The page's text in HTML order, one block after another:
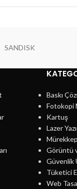
SANDISK
Baskı
Fotokopi
Kartuş
Lazer
Mürekkep
Görüntü
Güvenlik
Tüketici
Web